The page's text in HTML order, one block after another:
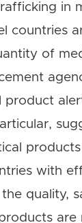
in
countries
of
product
with
quality,
are